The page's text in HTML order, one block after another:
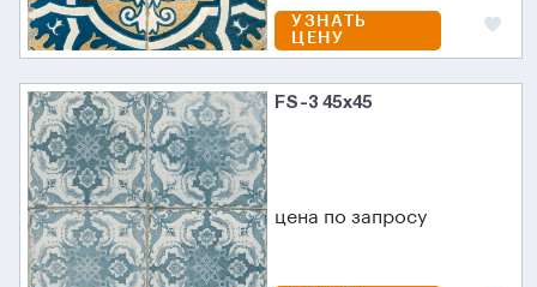
УЗНАТЬ
ЦЕНУ
FS-3 45х45
цена по запросу